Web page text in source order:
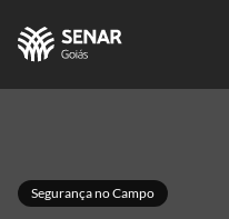
Segurança no Campo